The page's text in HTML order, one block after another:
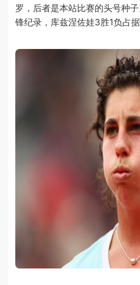
罗，后者是本站比赛的头号种
锋纪录，库兹涅佐娃3胜1负占据